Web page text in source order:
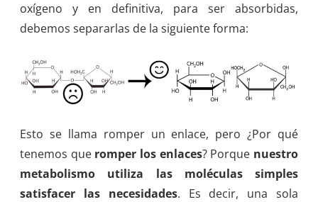
oxígeno y en definitiva, para ser absorbidas,
debemos separarlas de la siguiente forma:
Esto se llama romper un enlace, pero ¿Por qué
tenemos que romper los enlaces? Porque nuestro
metabolismo utiliza las moléculas simples
satisfacer las necesidades. Es decir, una sola